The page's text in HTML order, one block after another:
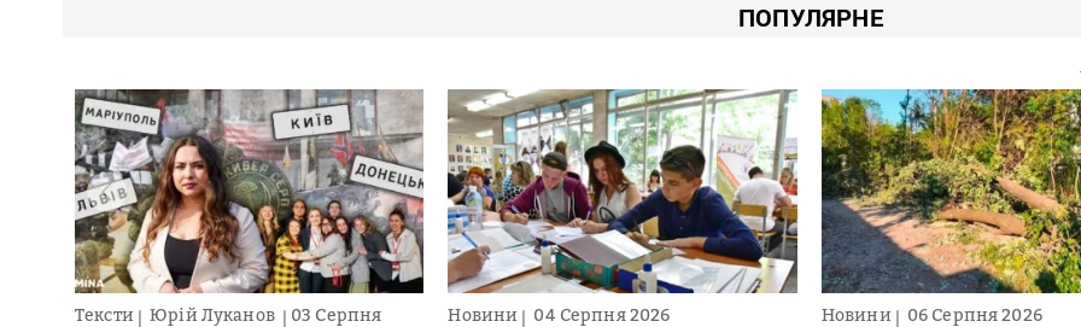
ПОПУЛЯРНЕ
Тексти Юрій Луканов
03 Серпня
Новини 04 Серпня 2026 Новини 06 Серпня 2026